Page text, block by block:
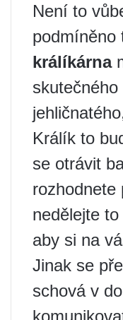
Není to
podmíněno
králíkárna
Králík to
se otrávit
rozhodnete
nedělejte
aby si na
Jinak se
schová v